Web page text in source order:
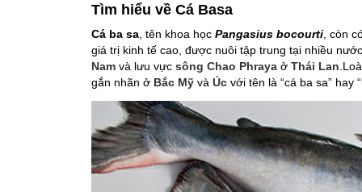
Tìm hiểu về Cá Basa
Cá ba sa , tên khoa học Pangasius bocourti , còn
giá trị kinh tế cao, được nuôi tập trung tại nhiều
Nam và lưu vực sông Chao Phraya ở Thái Lan
gắn nhãn ở Bắc Mỹ và Úc với tên là “cá ba sa” hay